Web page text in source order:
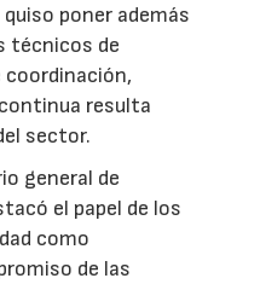
poner además
técnicos de
coordinación,
resulta
sector.
general de
el papel de los
como
de las